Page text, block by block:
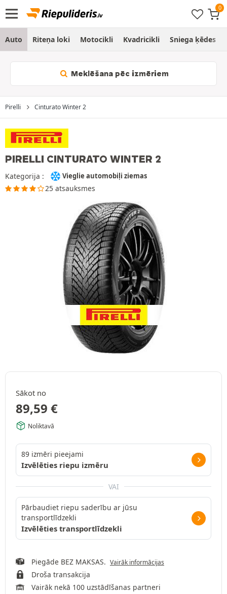
Auto Riteņa loki Motocikli Kvadricikli Sniega ķēdes
Meklēšana pēc izmēriem
Pirelli Cinturato Winter 2
PIRELLI CINTURATO WINTER 2
Kategorija : Vieglie automobiļi ziemas
25 atsauksmes
Sākot no
89,59 €
Noliktavā
89 izmēri pieejami
Izvēlēties riepu izmēru
VAI
Pārbaudiet riepu saderību ar jūsu
transportlīdzekli
Izvēlēties transportlīdzekli
Piegāde BEZ MAKSAS. Vairāk informācijas
Droša transakcija
Vairāk nekā 100 uzstādīšanas partneri